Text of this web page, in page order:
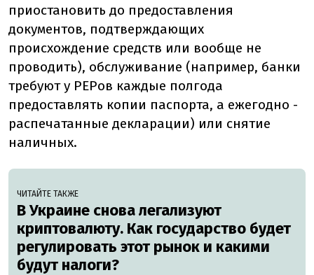
приостановить до предоставления
документов, подтверждающих
происхождение средств или вообще не
проводить), обслуживание (например, банки
требуют у PEPов каждые полгода
предоставлять копии паспорта, а ежегодно -
распечатанные декларации) или снятие
наличных.
ЧИТАЙТЕ ТАКЖЕ
В Украине снова легализуют
криптовалюту. Как государство будет
регулировать этот рынок и какими
будут налоги?